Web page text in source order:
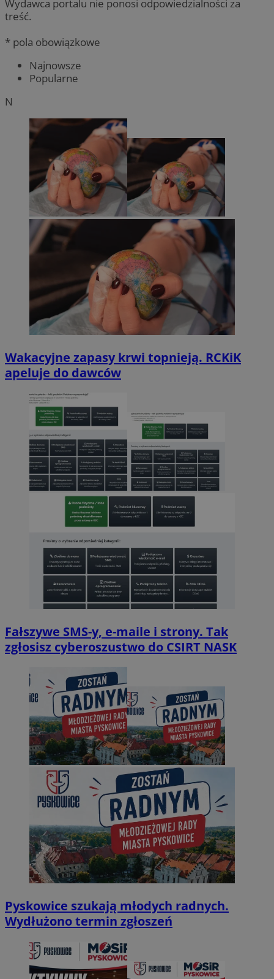
Wydawca portalu nie ponosi odpowiedzialności za
treść.
* pola obowiązkowe
Najnowsze
Popularne
N
Wakacyjne zapasy krwi topnieją. RCKiK
apeluje do dawców
Fałszywe SMS-y, e-maile i strony. Tak
zgłosisz cyberoszustwo do CSIRT NASK
Pyskowice szukają młodych radnych.
Wydłużono termin zgłoszeń